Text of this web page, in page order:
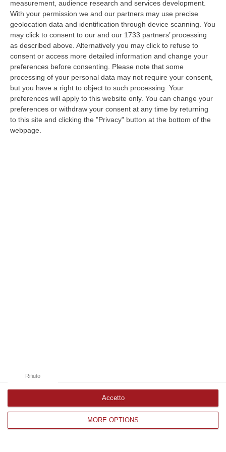
measurement, audience research and services development.
With your permission we and our partners may use precise
geolocation data and identification through device scanning. You
may click to consent to our and our 1733 partners’ processing
as described above. Alternatively you may click to refuse to
consent or access more detailed information and change your
preferences before consenting.
Please note that some
processing of your personal data may not require your consent,
but you have a right to object to such processing. Your
preferences will apply to this website only. You can change your
preferences or withdraw your consent at any time by returning
to this site and clicking the "Privacy" button at the bottom of the
webpage.
MORE OPTIONS
Rifiuto
Accetto
07 Agosto, 22:35
Basilica Dell’Immacolata Concezione Di Catanzaro, Ferro:
«finanziamento Da 800 Milioni Di Euro»
“CATANZARO «Con un importante finanziamento di 800 mila euro, si potrà
dare avvio agli attesi lavori di ristrutturazione della Basilica dell…
07 Agosto, 22:02
Renzi: «Conte? Sarebbe Delittuoso Vannaccizzare La Coalizione»
“ROMA «Conte sta giocando la sua partita, vedremo se le primarie si
faranno, quando e con che formato, se a due Conte-Schlein o se ci
sarann…
Corriere delle Calabria è una testata giornalistica di News&Com S.r.l